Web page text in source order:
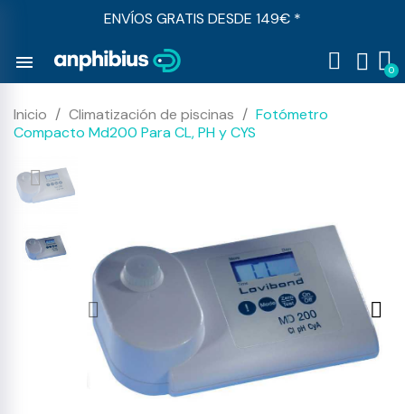
ENVÍOS GRATIS DESDE 149€ *
menu
Inicio Climatización de piscinas
Fotómetro
Compacto Md200 Para CL, PH y CYS